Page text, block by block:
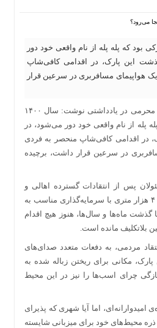
پارکی بود که پله پله از نام واقعی خود دور
این پارک، در اقدامی کافی‌شاپ
هواپیمای مسافربری در سرعین قرار
به گزارش چشمه لر؛ علیرضا محرمی در یادداشتی نوشت: سال ۱۴۰۰
پله از نام واقعی خود دور می‌شود، در
در اقدامی کافی‌شاپ منحصر به فردی
در سرعین قرار داشت، برچیده
پس از انتقادات گسترده اهالی و
رسانه‌ها وعده دادند که زمین ۴ هزار متری با سرمایه‌گذاری مناسب به
گذشت ماه‌ها و سال‌ها، هنوز هیچ اقدام
بلاتکلیف مانده است.
مردمی، به دفعات متعدد صدای‌های
مکانی برای ریختن زباله شده به
چرای اسب‌ها را نیز در این محیط
امیدوارانه‌ای، اما آیا شهری که پذیرای
محیط‌های خود برای میزبانی شایسته